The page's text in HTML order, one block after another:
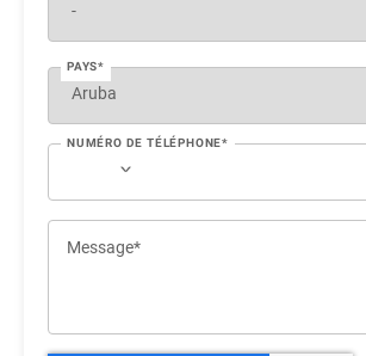
PAYS*
NUMÉRO DE TÉLÉPHONE*
Message*